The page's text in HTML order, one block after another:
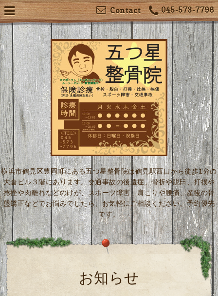
045-573-7796
Contact
横浜市鶴見区豊岡町にある五つ星整骨院は鶴見駅西口から徒歩1分の
大倉ビル３階にあります。交通事故の後遺症、骨折や脱臼、打撲や
捻挫や肉離れなどのけが、スポーツ障害、肩こりや腰痛、産後の骨
盤矯正などでお悩みでしたら、お気軽にご相談ください。予約優先
です。
お知らせ